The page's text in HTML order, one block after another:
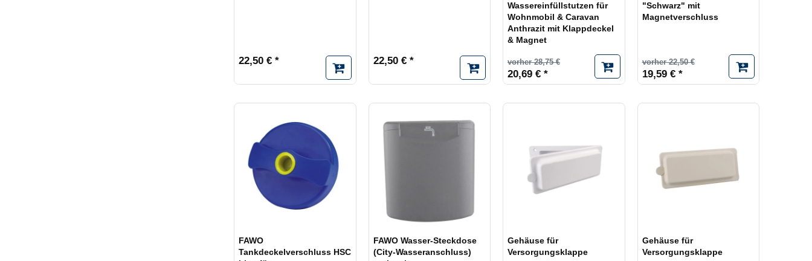
22,50 € * 22,50 € *
Wassereinfüllstutzen für
Wohnmobil & Caravan
Anthrazit mit Klappdeckel
& Magnet
vorher 28,75 €
20,69 € *
"Schwarz" mit
Magnetverschluss
vorher 22,50 €
19,59 € *
FAWO
Tankdeckelverschluss HSC
FAWO Wasser-Steckdose
(City-Wasseranschluss)
Gehäuse für
Versorgungsklappe
Gehäuse für
Versorgungsklappe